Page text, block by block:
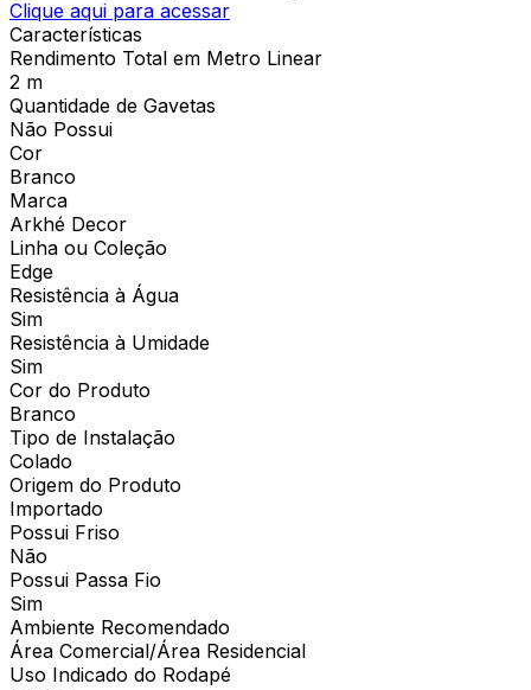
Clique aqui para acessar
Características
Rendimento Total em Metro Linear
2 m
Quantidade de Gavetas
Não Possui
Cor
Branco
Marca
Arkhé Decor
Linha ou Coleção
Edge
Resistência à Água
Sim
Resistência à Umidade
Sim
Cor do Produto
Branco
Tipo de Instalação
Colado
Origem do Produto
Importado
Possui Friso
Não
Possui Passa Fio
Sim
Ambiente Recomendado
Área Comercial/Área Residencial
Uso Indicado do Rodapé